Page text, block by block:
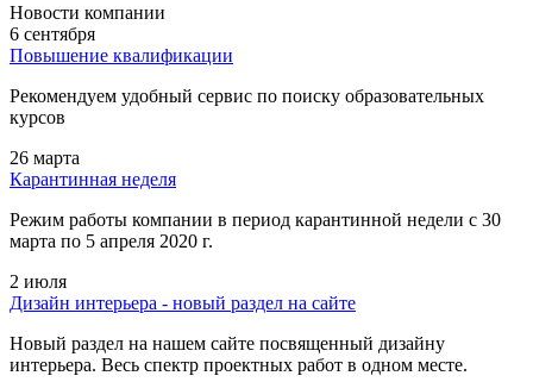
Новости компании
6 сентября
Повышение квалификации
Рекомендуем удобный сервис по поиску образовательных
курсов
26 марта
Карантинная неделя
Режим работы компании в период карантинной недели c 30
марта по 5 апреля 2020 г.
2 июля
Дизайн интерьера - новый раздел на сайте
Новый раздел на нашем сайте посвященный дизайну
интерьера. Весь спектр проектных работ в одном месте.